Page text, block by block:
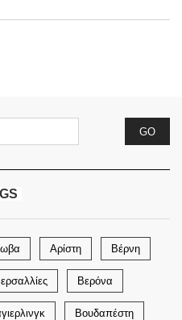
Αρίστη Βέρνη
Βερόνα
Βουδαπέστη